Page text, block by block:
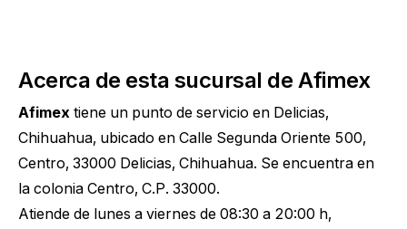
Acerca de esta sucursal de Afimex
Afimex tiene un punto de servicio en Delicias,
Chihuahua, ubicado en Calle Segunda Oriente 500,
Centro, 33000 Delicias, Chihuahua. Se encuentra en
la colonia Centro, C.P. 33000.
Atiende de lunes a viernes de 08:30 a 20:00 h,